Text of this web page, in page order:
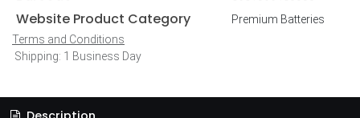
Website Product Category
Premium Batteries
Terms and Conditions
Shipping: 1 Business Day